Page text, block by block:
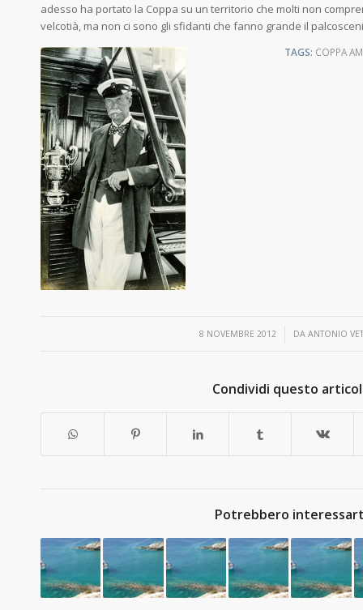
adesso ha portato la Coppa su un territorio che molti non
velcotià, ma non ci sono gli sfidanti che fanno grande il
8 NOVEMBRE 2012
/ DAANTONIO
TAGS: COPPA
Condividi questo
Potrebbero